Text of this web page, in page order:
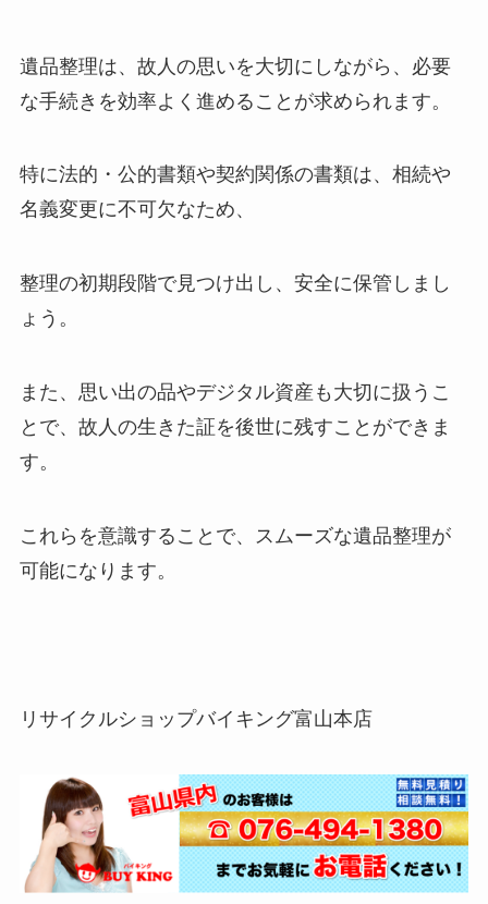
遺品整理は、故人の思いを大切にしながら、必要
な手続きを効率よく進めることが求められます。
特に法的・公的書類や契約関係の書類は、相続や
名義変更に不可欠なため、
整理の初期段階で見つけ出し、安全に保管しまし
ょう。
また、思い出の品やデジタル資産も大切に扱うこ
とで、故人の生きた証を後世に残すことができま
す。
これらを意識することで、スムーズな遺品整理が
可能になります。
リサイクルショップバイキング富山本店